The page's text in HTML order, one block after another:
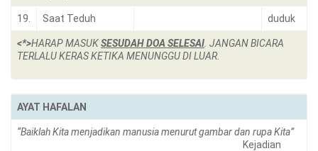
19. Saat Teduh duduk
<*>HARAP MASUKSESUDAH DOA SELESAI . JANGAN BICARA
TERLALU KERAS KETIKA MENUNGGU DI LUAR.
AYAT HAFALAN
“Baiklah Kita menjadikan manusia menurut gambar dan rupa Kita”
Kejadian